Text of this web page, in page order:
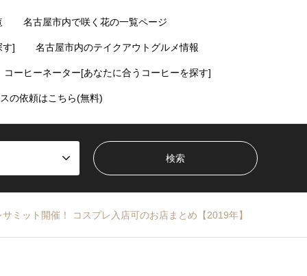
名古屋市内で咲く花の一覧ページ
す] 名古屋市内のテイクアウトグルメ情報
コーヒーネーター[あなたに合うコーヒーを探す]
の依頼はこちら(無料)
ミット開催！ コスプレ入店可のお店まとめ【2019年】